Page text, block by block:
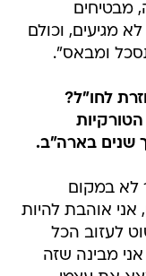
מבטיחים
מגיעים, וכולם
ומבאס".
לחו"ל?
שנים בארה"ב.
לא במקום
אוהבת להיות
לעזוב הכל
מבינה שזה